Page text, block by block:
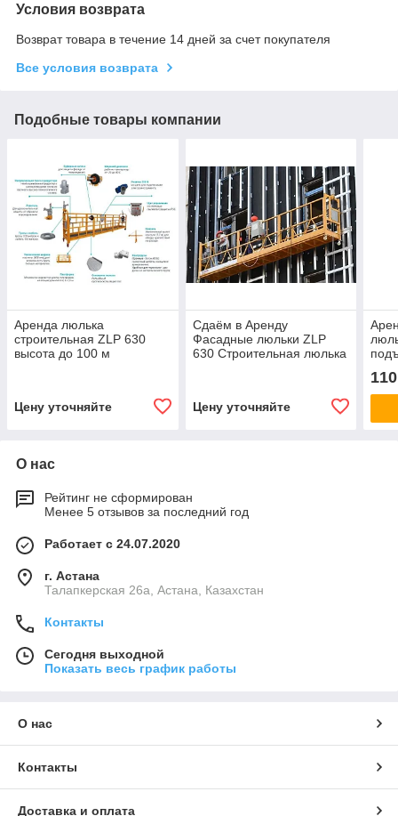
Условия возврата
Возврат товара в течение 14 дней за счет покупателя
Все условия возврата
Подобные товары компании
Аренда люлька
строительная ZLP 630
высота до 100 м
Цену уточняйте
Сдаём в Аренду
Фасадные люльки ZLP
630 Строительная люлька
Цену уточняйте
О нас
Рейтинг не сформирован
Менее 5 отзывов за последний год
Работает с 24.07.2020
г. Астана
Талапкерская 26а, Астана, Казахстан
Контакты
Сегодня выходной
Показать весь график работы
О нас
Контакты
Доставка и оплата